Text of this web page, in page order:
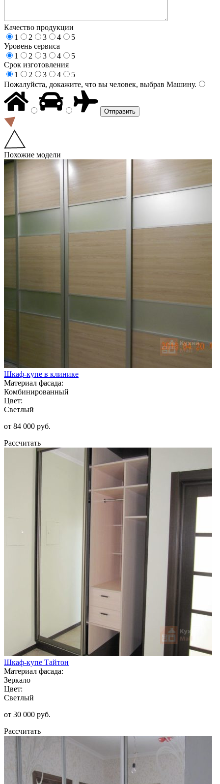
Качество продукции
1
2 3 4
5
Уровень сервиса
1
2 3 4
5
Срок изготовления
1
2 3 4
5
Пожалуйста, докажите, что вы человек, выбрав Машину.
Похожие модели
Шкаф-купе в клинике
Материал фасада:
Комбинированный
Цвет:
Светлый
от 84 000 руб.
Рассчитать
Шкаф-купе Тайтон
Материал фасада:
Зеркало
Цвет:
Светлый
от 30 000 руб.
Рассчитать